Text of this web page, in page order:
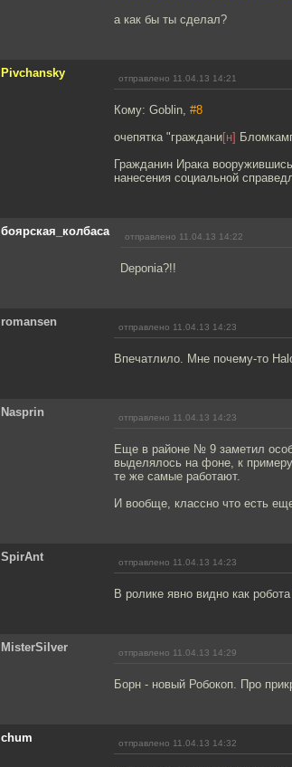
а как бы ты сделал?
Pivchansky отправлено 11.04.13 14:21
Кому: Goblin, #8
очепятка "граждани[н]
Гражданин Ирака
нанесения социальной
боярская_колбаса отправлено 11.04.13 14:22
Deponia?!!
romansen отправлено 11.04.13 14:23
Впечатлило. Мне почему-то
Nasprin отправлено 11.04.13 14:23
Еще в районе № 9 заметил
выделялось на фоне, к
те же самые работают.
И вообще, классно что есть
SpirAnt отправлено 11.04.13 14:23
В ролике явно видно как
MisterSilver отправлено 11.04.13 14:29
Борн - новый Робокоп. Про
chum отправлено 11.04.13 14:32